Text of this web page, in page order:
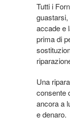
Tutti i
accade e
prima di
Una
consente
ancora a
e denaro.